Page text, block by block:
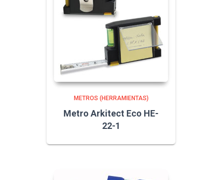
METROS (HERRAMIENTAS)
Metro Arkitect Eco HE-
22-1